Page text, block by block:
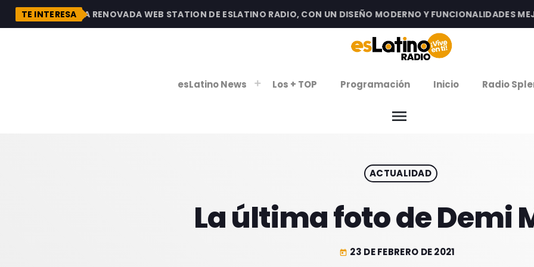
TE INTERESA
DESCUBRE LA RENOVADA WEB STATION DE ESLATINO RADIO, CON UN DISEÑO MODERNO Y FUNCIONALIDADES
esLatino News Los + TOP Programación Inicio Radio
menu
PROGRAMACIÓN
ACTUALIDAD
La última foto de Demi
today 23 DE FEBRERO DE 2021